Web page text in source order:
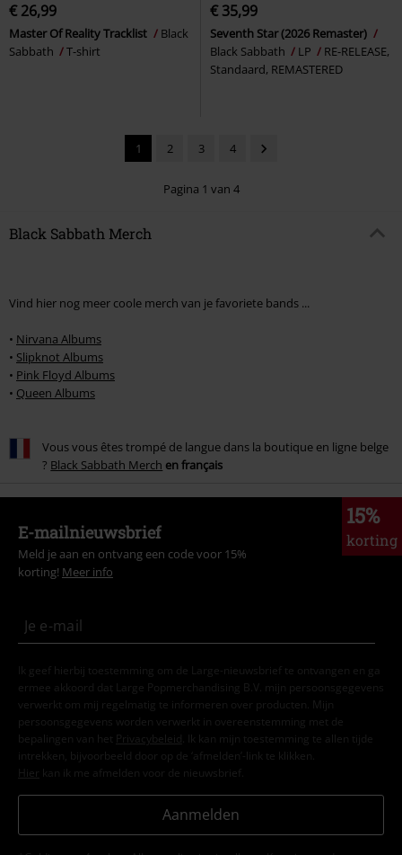
€ 26,99
Master Of Reality Tracklist
Black
Sabbath
T-shirt
€ 35,99
Seventh Star (2026 Remaster)
Black Sabbath
LP
RE-RELEASE,
Standaard, REMASTERED
1 2 3 4
Pagina 1 van 4
Black Sabbath Merch
Vind hier nog meer coole merch van je favoriete bands ...
• Nirvana Albums
• Slipknot Albums
• Pink Floyd Albums
• Queen Albums
Vous vous êtes trompé de langue dans la boutique en ligne belge
? Black Sabbath Merch en français
15%
korting
E-mailnieuwsbrief
Meld je aan en ontvang een code voor 15%
korting! Meer info
Ik geef hierbij toestemming om de Large-nieuwsbrief te ontvangen en ga
ermee akkoord dat Large Popmerchandising B.V. mijn persoonsgegevens
verwerkt om mij regelmatig te informeren over producten. Mijn
persoonsgegevens worden verwerkt in overeenstemming met de
bepalingen van het
Privacybeleid . Ik kan mijn toestemming te allen tijde
intrekken, bijvoorbeeld door op de ‘afmelden’-link te klikken.
Hier kan ik me afmelden voor de nieuwsbrief.
Aanmelden